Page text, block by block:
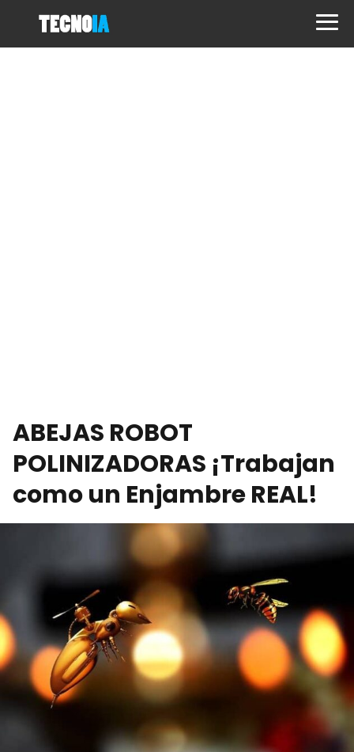
ABEJAS ROBOT
POLINIZADORAS ¡Trabajan
como un Enjambre REAL!